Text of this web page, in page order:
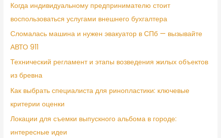
Когда индивидуальному предпринимателю стоит
воспользоваться услугами внешнего бухгалтера
Сломалась машина и нужен эвакуатор в СПб — вызывайте
АВТО 911
Технический регламент и этапы возведения жилых объектов
из бревна
Как выбрать специалиста для ринопластики: ключевые
критерии оценки
Локации для съемки выпускного альбома в городе:
интересные идеи